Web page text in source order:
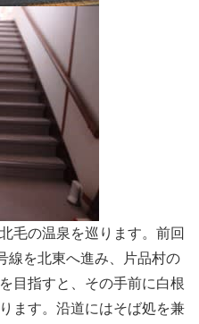
毛の温泉を巡ります。前回
線を北東へ進み、片品村の
目指すと、その手前に白根
ます。沿道にはそば処を兼